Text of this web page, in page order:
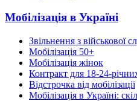
Мобілізація в Україні
Звільнення з військової
Мобілізація 50+
Мобілізація жінок
Контракт для 18-24-
Відстрочка від мобілізації
Мобілізація в Україні: